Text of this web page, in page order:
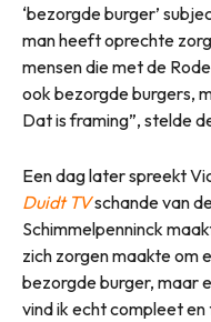
‘bezorgde burger’
man heeft oprechte
mensen die met de
ook bezorgde burgers,
Dat is framing”, stelde
Een dag later spreekt
Duidt TVschande van
Schimmelpenninck
zich zorgen maakte om
bezorgde burger, maar
vind ik echt compleet